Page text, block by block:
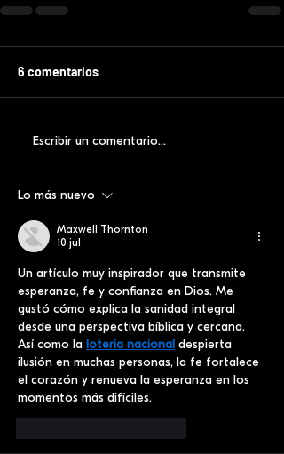
6 comentarios
Escribir un comentario...
Lo más nuevo
Maxwell Thornton
10 jul
Un artículo muy inspirador que transmite
esperanza, fe y confianza en Dios. Me
gustó cómo explica la sanidad integral
desde una perspectiva bíblica y cercana.
Así como la loteria nacional despierta
ilusión en muchas personas, la fe fortalece
el corazón y renueva la esperanza en los
momentos más difíciles.